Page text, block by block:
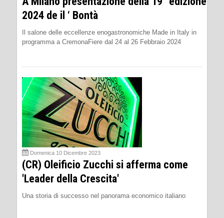
2024 de il ‘ Bontà
Il salone delle eccellenze enogastronomiche Made in Italy in
programma a CremonaFiere dal 24 al 26 Febbraio 2024
Domenica 10 Dicembre 2023
(CR) Oleificio Zucchi si afferma come
'Leader della Crescita'
Una storia di successo nel panorama economico italiano